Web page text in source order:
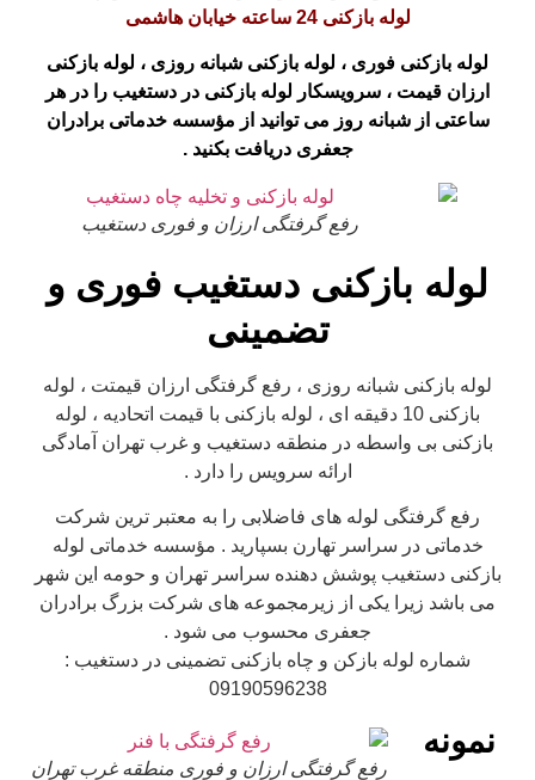
لوله بازکنی 24 ساعته خیابان هاشمی
لوله بازکنی فوری ، لوله بازکنی شبانه روزی ، لوله بازکنی
ارزان قیمت ، سرویسکار لوله بازکنی در دستغیب را در هر
ساعتی از شبانه روز می توانید از مؤسسه خدماتی برادران
جعفری دریافت بکنید .
رفع گرفتگی ارزان و فوری دستغیب
لوله بازکنی دستغیب فوری و
تضمینی
لوله بازکنی شبانه روزی ، رفع گرفتگی ارزان قیمتت ، لوله
بازکنی 10 دقیقه ای ، لوله بازکنی با قیمت اتحادیه ، لوله
بازکنی بی واسطه در منطقه دستغیب و غرب تهران آمادگی
ارائه سرویس را دارد .
رفع گرفتگی لوله های فاضلابی را به معتبر ترین شرکت
خدماتی در سراسر تهارن بسپارید . مؤسسه خدماتی لوله
بازکنی دستغیب پوشش دهنده سراسر تهران و حومه این شهر
می باشد زیرا یکی از زیرمجموعه های شرکت بزرگ برادران
جعفری محسوب می شود .
شماره لوله بازکن و چاه بازکنی تضمینی در دستغیب :
09190596238
رفع گرفتگی ارزان و فوری منطقه غرب تهران
نمونه